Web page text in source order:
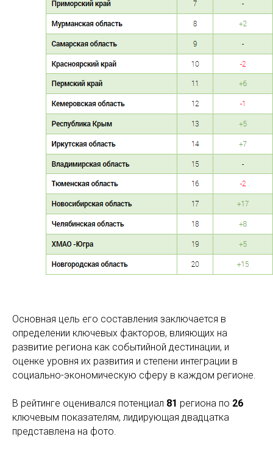
Основная цель его составления заключается в
определении ключевых факторов, влияющих на
развитие региона как событийной дестинации, и
оценке уровня их развития и степени интеграции в
социально-экономическую сферу в каждом регионе.
В рейтинге оценивался потенциал 81 региона по 26
ключевым показателям, лидирующая двадцатка
представлена на фото.